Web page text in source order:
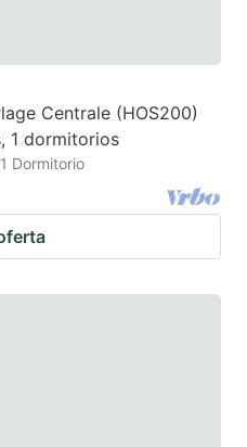
Centrale (HOS200)
1 dormitorios
Dormitorio